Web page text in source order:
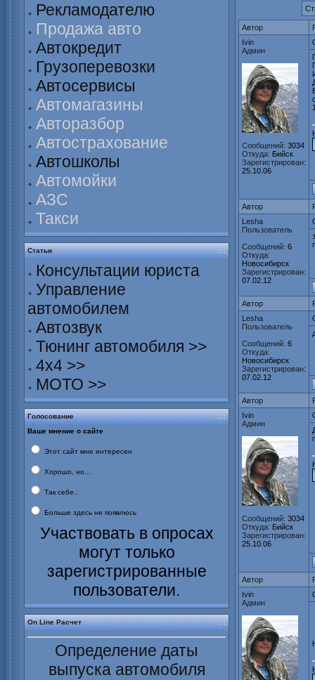
Рекламодателю
Продажа авто
Автокредит
Грузоперевозки
Автосервисы
Автомагазины
Авторазбор
Автострахование
Автошколы
Автомойки
АЗС
Такси
Статьи
Консультации юриста
Управление
автомобилем
Автозвук
Тюнинг автомобиля >>
4х4 >>
МОТО >>
Голосование
Ваше мнение о сайте
Этот сайт мне интересен
Хорошо, но...
Так себе..
Больше здесь не появлюсь
Участвовать в опросах
могут только
зарегистрированные
пользователи.
On Line Расчет
Определение даты
выпуска автомобиля
Автор
Ivin
Админ
Сообщений: 3034
Откуда: Бийск
Зарегистрирован:
25.10.06
Автор
Lesha
Пользователь
Сообщений: 6
Откуда:
Новосибирск
Зарегистрирован:
07.02.12
Автор
Lesha
Пользователь
Сообщений: 6
Откуда:
Новосибирск
Зарегистрирован:
07.02.12
Автор
Ivin
Админ
Сообщений: 3034
Откуда: Бийск
Зарегистрирован:
25.10.06
Автор
Ivin
Админ